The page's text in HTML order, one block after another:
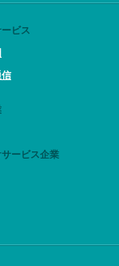
ビス
信
ービス企業